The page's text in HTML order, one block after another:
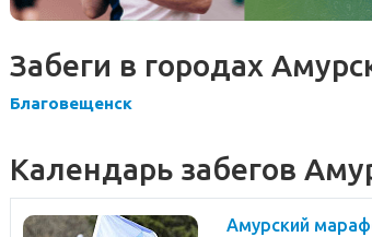
Забеги в городах
Благовещенск
Календарь забегов
Амурский